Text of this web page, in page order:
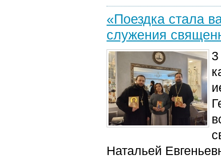
«Поездка стала
служения
Натальей